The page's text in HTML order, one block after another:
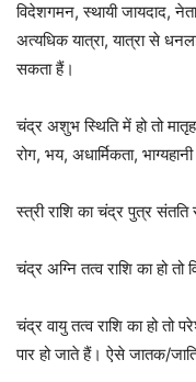
विदेशगमन, स्थायी जायदाद,
अत्यधिक यात्रा, यात्रा से
सकता हैं।
चंद्र अशुभ स्थिति में हो तो
रोग, भय, अधार्मिकता,
स्त्री राशि का चंद्र पुत्र
चंद्र अग्नि तत्व राशि का हो तो
चंद्र वायु तत्व राशि का हो तो
पार हो जाते हैं। ऐसे जातक/